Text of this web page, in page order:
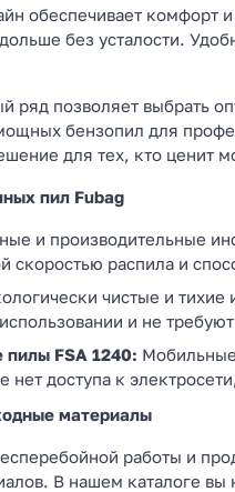
обеспечивает комфорт
без усталости.
ряд позволяет выбрать
бензопил для
для тех, кто ценит
пил Fubag
и производительные
скоростью распила и
чистые и
и не
FSA 1240:
нет доступа к
материалы
работы и
В нашем каталоге вы